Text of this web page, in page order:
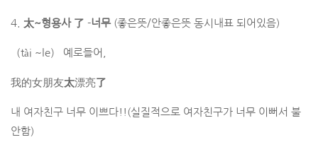
4. 太~형용사 了 -​너무(좋은뜻/안좋은뜻 동시내표 되어있음)
（tài ~le） 예로들어,
我的女朋友太漂亮了
내 여자친구 너무 이쁘다!!(실질적으로 여자친구가 너무 이뻐서 불
안함)